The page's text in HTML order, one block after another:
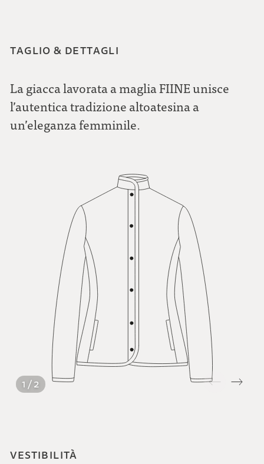
TAGLIO & DETTAGLI
La giacca lavorata a maglia FIINE unisce
l’autentica tradizione altoatesina a
un’eleganza femminile.
1 / 2
VESTIBILITÀ